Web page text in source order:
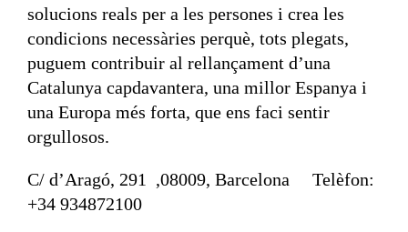
solucions reals per a les persones i crea les
condicions necessàries perquè, tots plegats,
puguem contribuir al rellançament d’una
Catalunya capdavantera, una millor Espanya i
una Europa més forta, que ens faci sentir
orgullosos.
C/ d’Aragó, 291 ,08009, Barcelona Telèfon:
+34 934872100